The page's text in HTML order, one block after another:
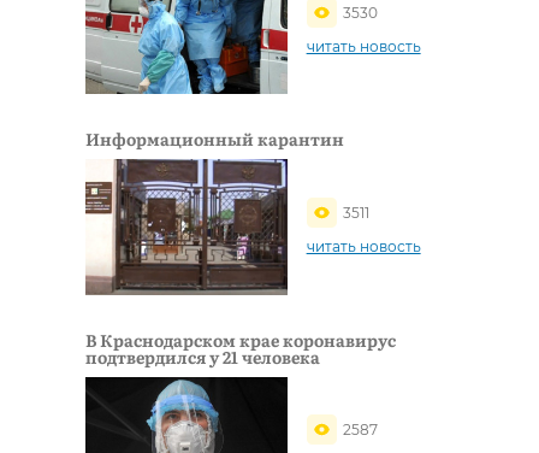
3530
читать новость
Информационный карантин
3511
читать новость
В Краснодарском крае коронавирус
подтвердился у 21 человека
2587